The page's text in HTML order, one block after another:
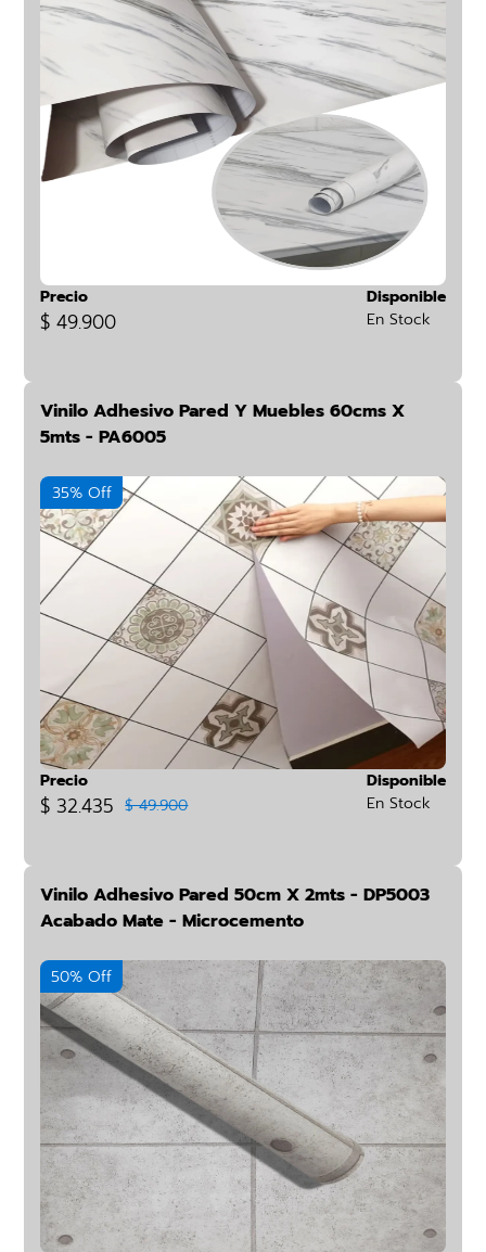
Precio
$ 49.900
Disponible
En Stock
Vinilo Adhesivo Pared Y Muebles 60cms X
5mts - PA6005
35% Off
Precio
$ 32.435 $ 49.900
Disponible
En Stock
Vinilo Adhesivo Pared 50cm X 2mts - DP5003
Acabado Mate - Microcemento
50% Off